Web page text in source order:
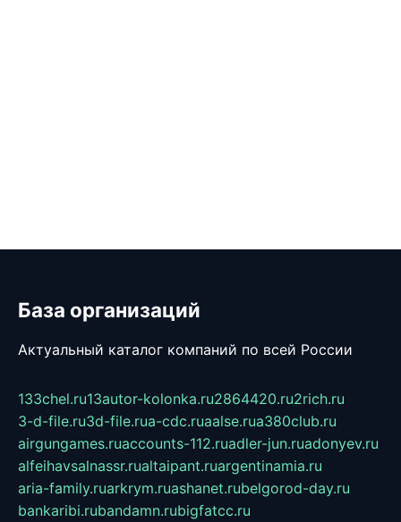
База организаций
Актуальный каталог компаний по всей России
133chel.ru13autor-kolonka.ru2864420.ru2rich.ru
3-d-file.ru3d-file.rua-cdc.ruaalse.rua380club.ru
airgungames.ruaccounts-112.ruadler-jun.ruadonyev.ru
alfeihavsalnassr.rualtaipant.ruargentinamia.ru
aria-family.ruarkrym.ruashanet.rubelgorod-day.ru
bankaribi.rubandamn.rubigfatcc.ru